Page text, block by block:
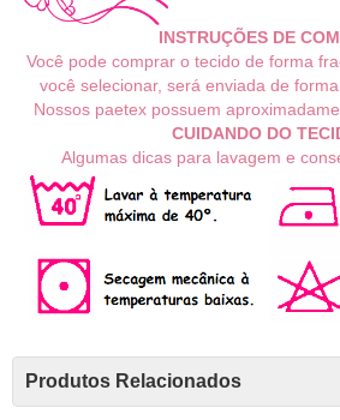
INSTRUÇÕES DE
Você pode comprar o tecido de forma
você selecionar, será enviada de
Nossos paetex possuem
CUIDANDO DO
Algumas dicas para lavagem e
Produtos Relacionados